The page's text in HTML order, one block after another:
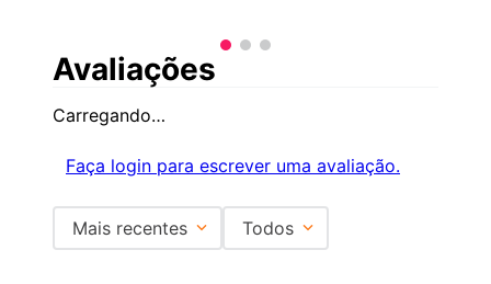
Avaliações
Carregando…
Faça login para escrever uma avaliação.
Mais recentes Todos